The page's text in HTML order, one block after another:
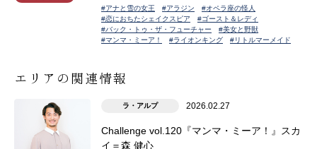
#アナと雪の女王 #アラジン
#オペラ座の怪人
#恋におちたシェイクスピア
#ゴースト＆レディ
#バック・トゥ・ザ・フューチャー
#美女と野獣
#マンマ・ミーア！
#ライオンキング #リトルマーメイド
エリアの関連情報
ラ・アルプ 2026.02.27
Challenge vol.120『マンマ・ミーア！』スカ
イ＝森 健心